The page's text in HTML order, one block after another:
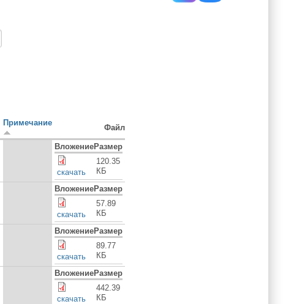
Примечание
Файл
ВложениеРазмер
скачать
120.35
КБ
ВложениеРазмер
скачать
57.89
КБ
ВложениеРазмер
скачать
89.77
КБ
ВложениеРазмер
скачать
442.39
КБ